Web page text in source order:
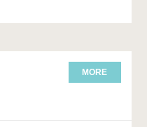
MORE